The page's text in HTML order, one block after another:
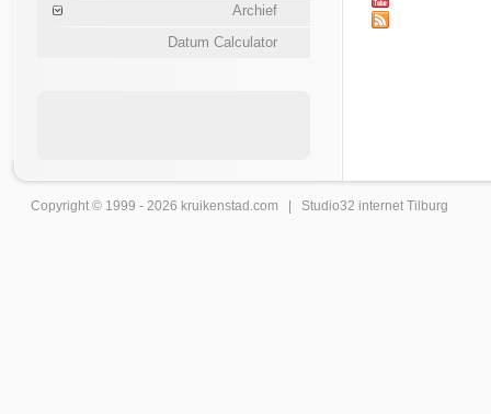
Archief
Datum Calculator
Copyright © 1999 - 2026 kruikenstad .com | Studio32 internet Tilburg